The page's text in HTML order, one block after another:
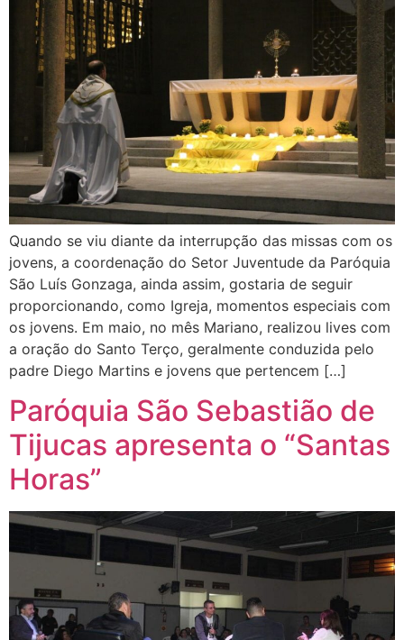
Quando se viu diante da interrupção das missas com os
jovens, a coordenação do Setor Juventude da Paróquia
São Luís Gonzaga, ainda assim, gostaria de seguir
proporcionando, como Igreja, momentos especiais com
os jovens. Em maio, no mês Mariano, realizou lives com
a oração do Santo Terço, geralmente conduzida pelo
padre Diego Martins e jovens que pertencem […]
Paróquia São Sebastião de
Tijucas apresenta o “Santas
Horas”